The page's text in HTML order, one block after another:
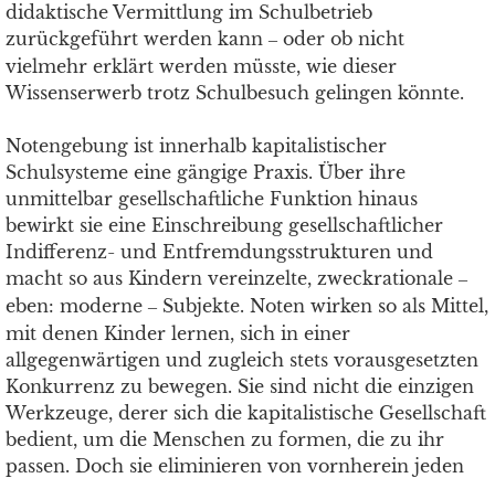
didaktische Vermittlung im Schulbetrieb
zurückgeführt werden kann – oder ob nicht
vielmehr erklärt werden müsste, wie dieser
Wissenserwerb trotz Schulbesuch gelingen könnte.
Notengebung ist innerhalb kapitalistischer
Schulsysteme eine gängige Praxis. Über ihre
unmittelbar gesellschaftliche Funktion hinaus
bewirkt sie eine Einschreibung gesellschaftlicher
Indifferenz- und Entfremdungsstrukturen und
macht so aus Kindern vereinzelte, zweckrationale –
eben: moderne – Subjekte. Noten wirken so als Mittel,
mit denen Kinder lernen, sich in einer
allgegenwärtigen und zugleich stets vorausgesetzten
Konkurrenz zu bewegen. Sie sind nicht die einzigen
Werkzeuge, derer sich die kapitalistische Gesellschaft
bedient, um die Menschen zu formen, die zu ihr
passen. Doch sie eliminieren von vornherein jeden